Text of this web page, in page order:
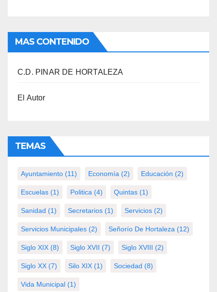
MAS CONTENIDO
C.D. PINAR DE HORTALEZA
El Autor
TEMAS
Ayuntamiento (11) Economía (2) Educación (2)
Escuelas (1) Politica (4) Quintas (1)
Sanidad (1) Secretarios (1) Servicios (2)
Servicios Municipales (2) Señorío De Hortaleza (12)
Siglo XIX (8) Siglo XVII (7) Siglo XVIII (2)
Siglo XX (7) Silo XIX (1) Sociedad (8)
Vida Municipal (1)